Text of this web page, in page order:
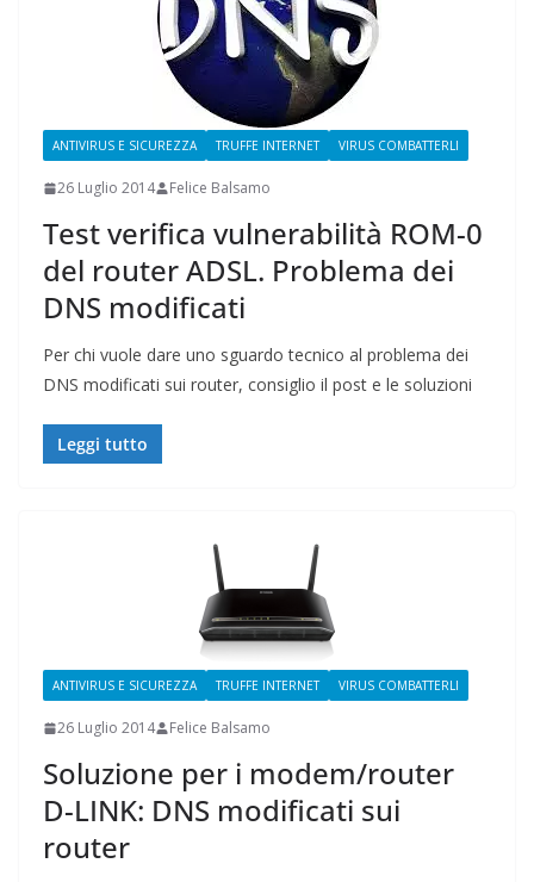
ANTIVIRUS E SICUREZZA TRUFFE INTERNET VIRUS COMBATTERLI
26 Luglio 2014 Felice Balsamo
Test verifica vulnerabilità ROM-0
del router ADSL. Problema dei
DNS modificati
Per chi vuole dare uno sguardo tecnico al problema dei
DNS modificati sui router, consiglio il post e le soluzioni
Leggi tutto
ANTIVIRUS E SICUREZZA TRUFFE INTERNET VIRUS COMBATTERLI
26 Luglio 2014 Felice Balsamo
Soluzione per i modem/router
D-LINK: DNS modificati sui
router